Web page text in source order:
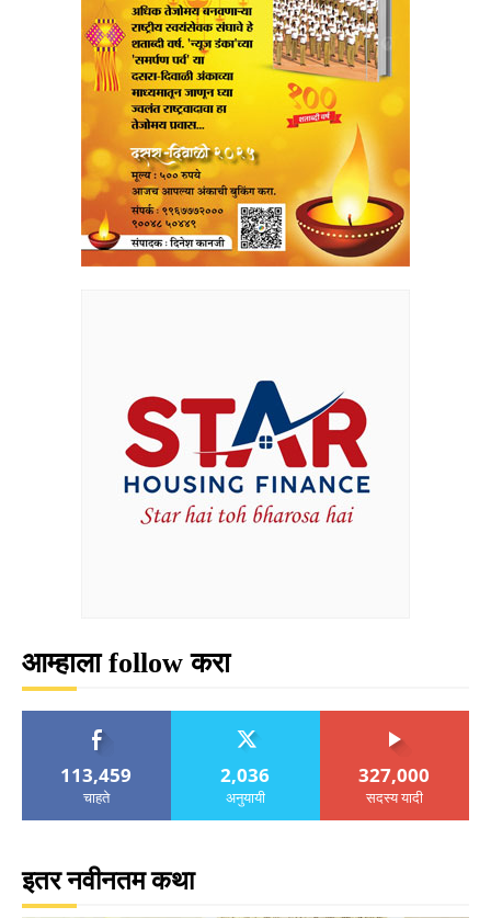
आम्हाला follow करा
113,459
चाहते
2,036
अनुयायी
327,000
सदस्य यादी
इतर नवीनतम कथा